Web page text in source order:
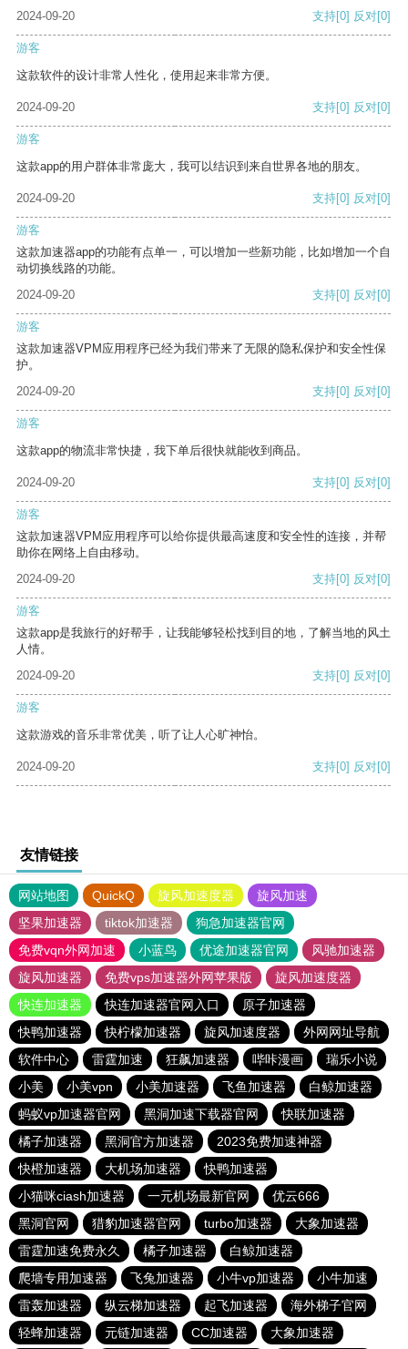
2024-09-20
支持[0] 反对[0]
游客
这款软件的设计非常人性化，使用起来非常方便。
2024-09-20 支持[0] 反对[0]
游客
这款app的用户群体非常庞大，我可以结识到来自世界各地的朋友。
2024-09-20 支持[0] 反对[0]
游客
这款加速器app的功能有点单一，可以增加一些新功能，比如增加一个自
动切换线路的功能。
2024-09-20
支持[0] 反对[0]
游客
这款加速器VPM应用程序已经为我们带来了无限的隐私保护和安全性保
护。
2024-09-20
支持[0] 反对[0]
游客
这款app的物流非常快捷，我下单后很快就能收到商品。
2024-09-20 支持[0] 反对[0]
游客
这款加速器VPM应用程序可以给你提供最高速度和安全性的连接，并帮
助你在网络上自由移动。
2024-09-20
支持[0] 反对[0]
游客
这款app是我旅行的好帮手，让我能够轻松找到目的地，了解当地的风土
人情。
2024-09-20
支持[0] 反对[0]
游客
这款游戏的音乐非常优美，听了让人心旷神怡。
2024-09-20 支持[0] 反对[0]
友情链接
网站地图 QuickQ 旋风加速度器
旋风加速
坚果加速器
tiktok加速器
狗急加速器官网
免费vqn外网加速
小蓝鸟 优途加速器官网
风驰加速器
旋风加速器
免费vps加速器外网苹果版
旋风加速度器
快连加速器
快连加速器官网入口
原子加速器
快鸭加速器
快柠檬加速器 旋风加速度器
外网网址导航
软件中心
雷霆加速 狂飙加速器 哔咔漫画
瑞乐小说
小美
小美vpn 小美加速器 飞鱼加速器
白鲸加速器
蚂蚁vp加速器官网
黑洞加速下载器官网
快联加速器
橘子加速器
黑洞官方加速器
2023免费加速神器
快橙加速器
大机场加速器
快鸭加速器
小猫咪ciash加速器
一元机场最新官网
优云666
黑洞官网
猎豹加速器官网 turbo加速器
大象加速器
雷霆加速免费永久
橘子加速器
白鲸加速器
爬墙专用加速器
飞兔加速器 小牛vp加速器
小牛加速
雷轰加速器
纵云梯加速器 起飞加速器
海外梯子官网
轻蜂加速器
元链加速器 CC加速器 大象加速器